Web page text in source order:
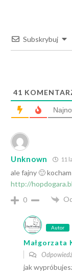
Subskrybuj
41
Unknown 11
ale fajny 🙂
http://
0
Autor
Małgorzata
jak